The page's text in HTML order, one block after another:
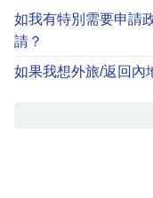
如我有特別需要申請
請？
如果我想外旅/返回內